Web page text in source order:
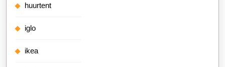
huurtent
iglo
ikea